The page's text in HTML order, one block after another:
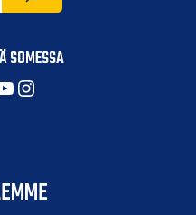
SOMESSA
Instagram